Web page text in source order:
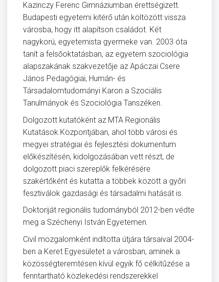
Kazinczy Ferenc Gimnáziumban érettségizett.
Budapesti egyetemi kitérő után költözött vissza
városba, hogy itt alapítson családot. Két
nagykorú, egyetemista gyermeke van. 2003 óta
tanít a felsőoktatásban, az egyetem szociológia
alapszakának szakvezetője az Apáczai Csere
János Pedagógiai, Humán- és
Társadalomtudományi Karon a Szociális
Tanulmányok és Szociológia Tanszéken.
Dolgozott kutatóként az MTA Regionális
Kutatások Központjában, ahol több városi és
megyei stratégiai és fejlesztési dokumentum
előkészítésén, kidolgozásában vett részt, de
dolgozott piaci szereplők felkérésére
szakértőként és kutatta a többek között a győri
fesztiválok gazdasági és társadalmi hatását is.
Doktoriját regionális tudományból 2012-ben védte
meg a Széchenyi István Egyetemen.
Civil mozgalomként indította útjára társaival 2004-
ben a Keret Egyesületet a városban, aminek a
közösségteremtésen kívül egyik fő célkitűzése a
fenntartható közlekedési rendszerekkel